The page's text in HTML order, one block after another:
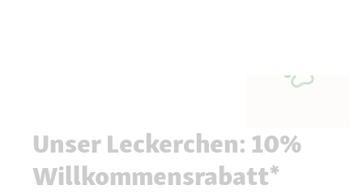
Unser Leckerchen: 10%
Willkommensrabatt*